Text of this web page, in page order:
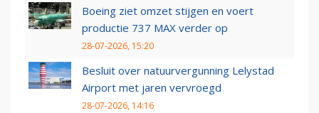
Boeing ziet omzet stijgen en voert
productie 737 MAX verder op
28-07-2026, 15:20
Besluit over natuurvergunning Lelystad
Airport met jaren vervroegd
28-07-2026, 14:16